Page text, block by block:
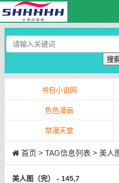
搜
书包小说网
色色漫画
禁漫天堂
首页 > TAG信息列表 > 美人
美人图（完） - 145,7